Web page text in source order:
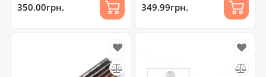
350.00грн. 349.99грн.